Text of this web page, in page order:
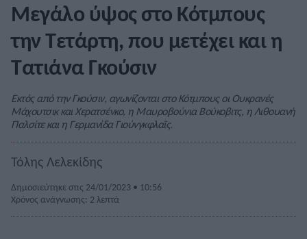
Μεγάλο ύψος στο Κότμπους
την Τετάρτη, που μετέχει και η
Τατιάνα Γκούσιν
Εκτός από την Γκούσιν, αγωνίζονται στο Κότμπους οι Ουκρανές
Μάχουτσικ και Χερατσένκο, η Μαυροβούνια Βούκοβιτς, η Λιθουανή
Παλσίτε και η Γερμανίδα Γιούνγκφλαϊς.
Τόλης Λελεκίδης
Δημοσιεύτηκε στις 24/01/2023 • 10:56
Χρόνος ανάγνωσης: 2 λεπτά